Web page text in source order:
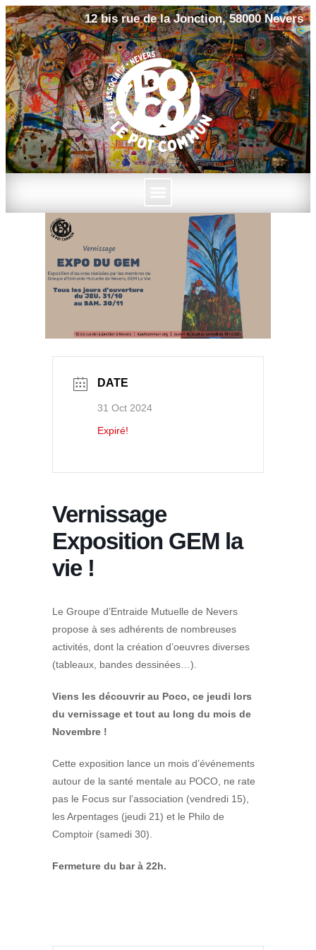
12 bis rue de la Jonction, 58000 Nevers
DATE
31 Oct 2024
Expiré!
Vernissage
Exposition GEM la
vie !
Le Groupe d’Entraide Mutuelle de Nevers
propose à ses adhérents de nombreuses
activités, dont la création d’oeuvres diverses
(tableaux, bandes dessinées…).
Viens les découvrir au Poco, ce jeudi lors
du vernissage et tout au long du mois de
Novembre !
Cette exposition lance un mois d’événements
autour de la santé mentale au POCO, ne rate
pas le Focus sur l’association (vendredi 15),
les Arpentages (jeudi 21) et le Philo de
Comptoir (samedi 30).
Fermeture du bar à 22h.